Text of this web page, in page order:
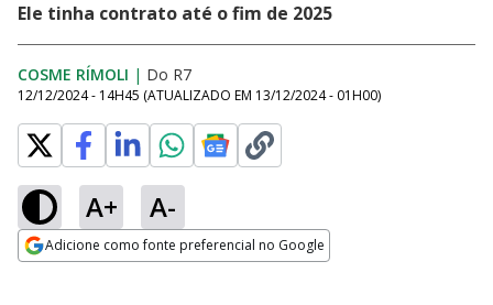
Ele tinha contrato até o fim de 2025
COSME RÍMOLI | Do R7
12/12/2024 - 14H45 (ATUALIZADO EM 13/12/2024 - 01H00)
A+ A-
Adicione como fonte preferencial no Google